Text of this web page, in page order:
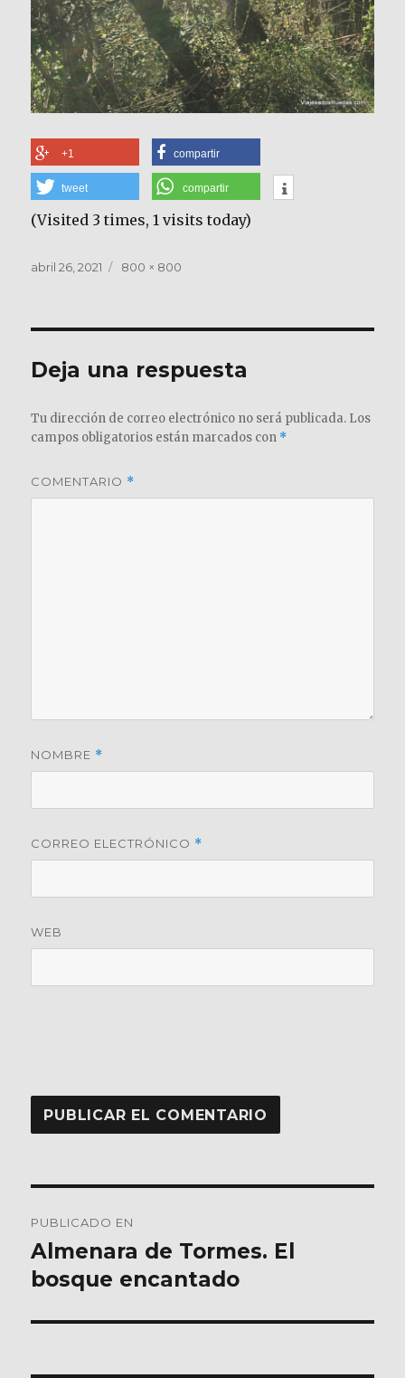
+1 compartir
tweet compartir
(Visited 3 times, 1 visits today)
Publicado
abril 26, 2021
Tamaño
800 × 800
Deja una respuesta
Tu dirección de correo electrónico no será publicada. Los
campos obligatorios están marcados con *
COMENTARIO *
NOMBRE *
CORREO ELECTRÓNICO *
WEB
de
entradas
PUBLICADO EN
Almenara de Tormes. El
bosque encantado